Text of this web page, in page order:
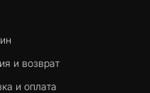
и возврат
и оплата